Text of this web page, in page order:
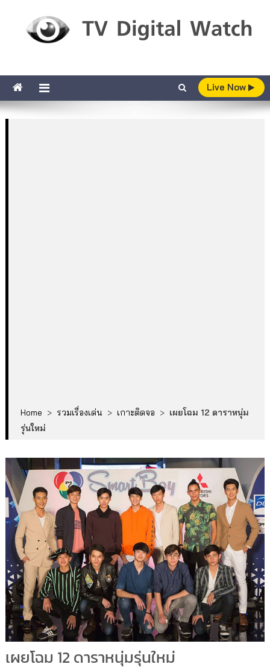
Live Now
Home > รวมเรื่องเด่น > เกาะติดจอ > เผยโฉม 12 ดาราหนุ่ม
รุ่นใหม่
เผยโฉม 12 ดาราหนุ่มรุ่นใหม่